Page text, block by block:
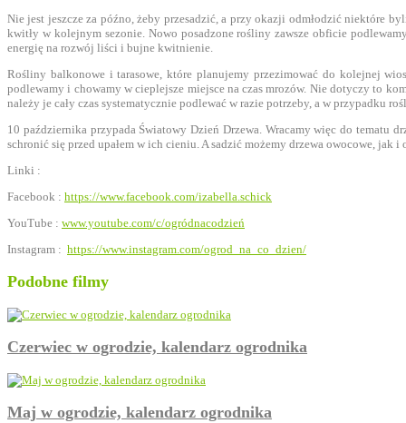
Nie jest jeszcze za późno, żeby przesadzić, a przy okazji odmłodzić niektóre
kwitły w kolejnym sezonie. Nowo posadzone rośliny zawsze obficie
energię na rozwój liści i bujne kwitnienie.
Rośliny balkonowe i tarasowe, które planujemy przezimować do kolejnej
podlewamy i chowamy w cieplejsze miejsce na czas mrozów. Nie dotyczy to
należy je cały czas systematycznie podlewać w razie potrzeby, a w przypadku
10 października przypada Światowy Dzień Drzewa. Wracamy więc do tematu
schronić się przed upałem w ich cieniu. A sadzić możemy drzewa owocowe,
Linki :
Facebook : https://www.facebook.com/izabella.schick
YouTube : www.youtube.com/c/ogródnacodzień
Instagram : https://www.instagram.com/ogrod_na_co_dzien/
Podobne filmy
Czerwiec w ogrodzie, kalendarz ogrodnika
Maj w ogrodzie, kalendarz ogrodnika